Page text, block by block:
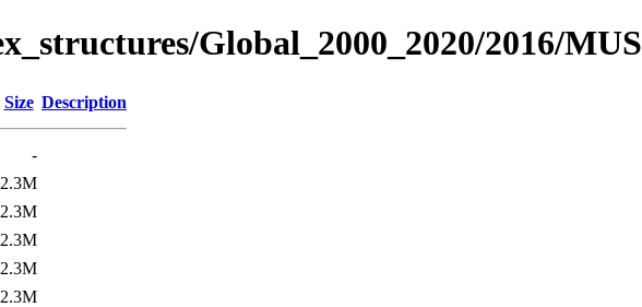
Global_2000_2020/2016/MUS
Size Description
-
2.3M
2.3M
2.3M
2.3M
2.3M